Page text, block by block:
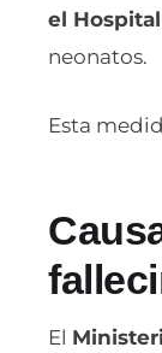
el
neonatos.
Esta
El